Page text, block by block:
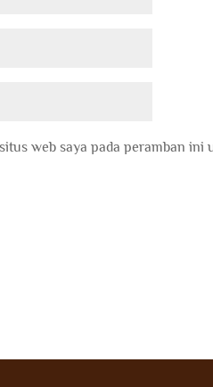
web saya pada peramban